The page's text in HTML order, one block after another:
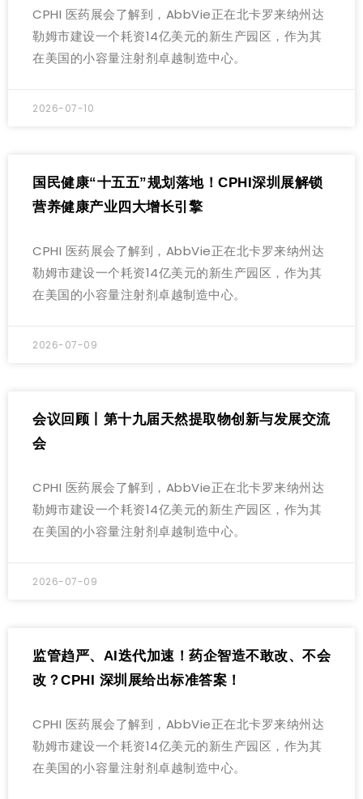
CPHI 医药展会了解到，AbbVie正在北卡罗来纳州达
勒姆市建设一个耗资14亿美元的新生产园区，作为其
在美国的小容量注射剂卓越制造中心。
2026-07-10
国民健康“十五五”规划落地！CPHI深圳展解锁
营养健康产业四大增长引擎
CPHI 医药展会了解到，AbbVie正在北卡罗来纳州达
勒姆市建设一个耗资14亿美元的新生产园区，作为其
在美国的小容量注射剂卓越制造中心。
2026-07-09
会议回顾丨第十九届天然提取物创新与发展交流
会
CPHI 医药展会了解到，AbbVie正在北卡罗来纳州达
勒姆市建设一个耗资14亿美元的新生产园区，作为其
在美国的小容量注射剂卓越制造中心。
2026-07-09
监管趋严、AI迭代加速！药企智造不敢改、不会
改？CPHI 深圳展给出标准答案！
CPHI 医药展会了解到，AbbVie正在北卡罗来纳州达
勒姆市建设一个耗资14亿美元的新生产园区，作为其
在美国的小容量注射剂卓越制造中心。